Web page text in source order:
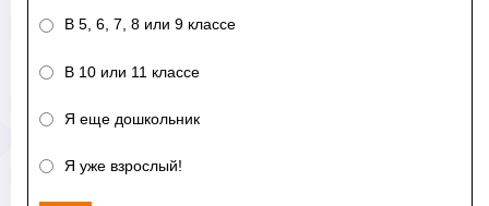
В 5, 6, 7, 8 или 9 классе
В 10 или 11 классе
Я еще дошкольник
Я уже взрослый!